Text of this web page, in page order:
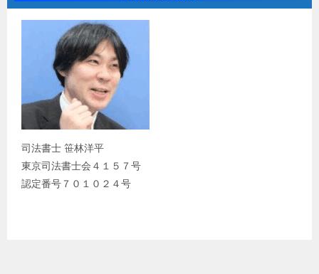
司法書士 笹林洋平
東京司法書士会４１５７号
認定番号７０１０２４号